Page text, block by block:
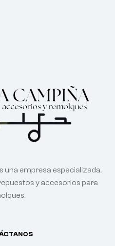
una empresa especializada,
y accesorios para